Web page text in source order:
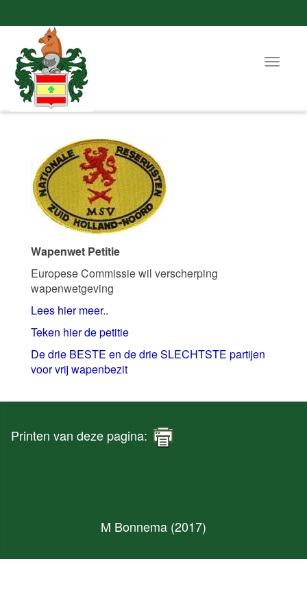
Toggle
Wapenwet Petitie
Europese Commissie wil verscherping
wapenwetgeving
Lees hier meer..
Teken hier de petitie
De drie BESTE en de drie SLECHTSTE partijen
voor vrij wapenbezit
Printen van deze pagina:
M Bonnema (2017)